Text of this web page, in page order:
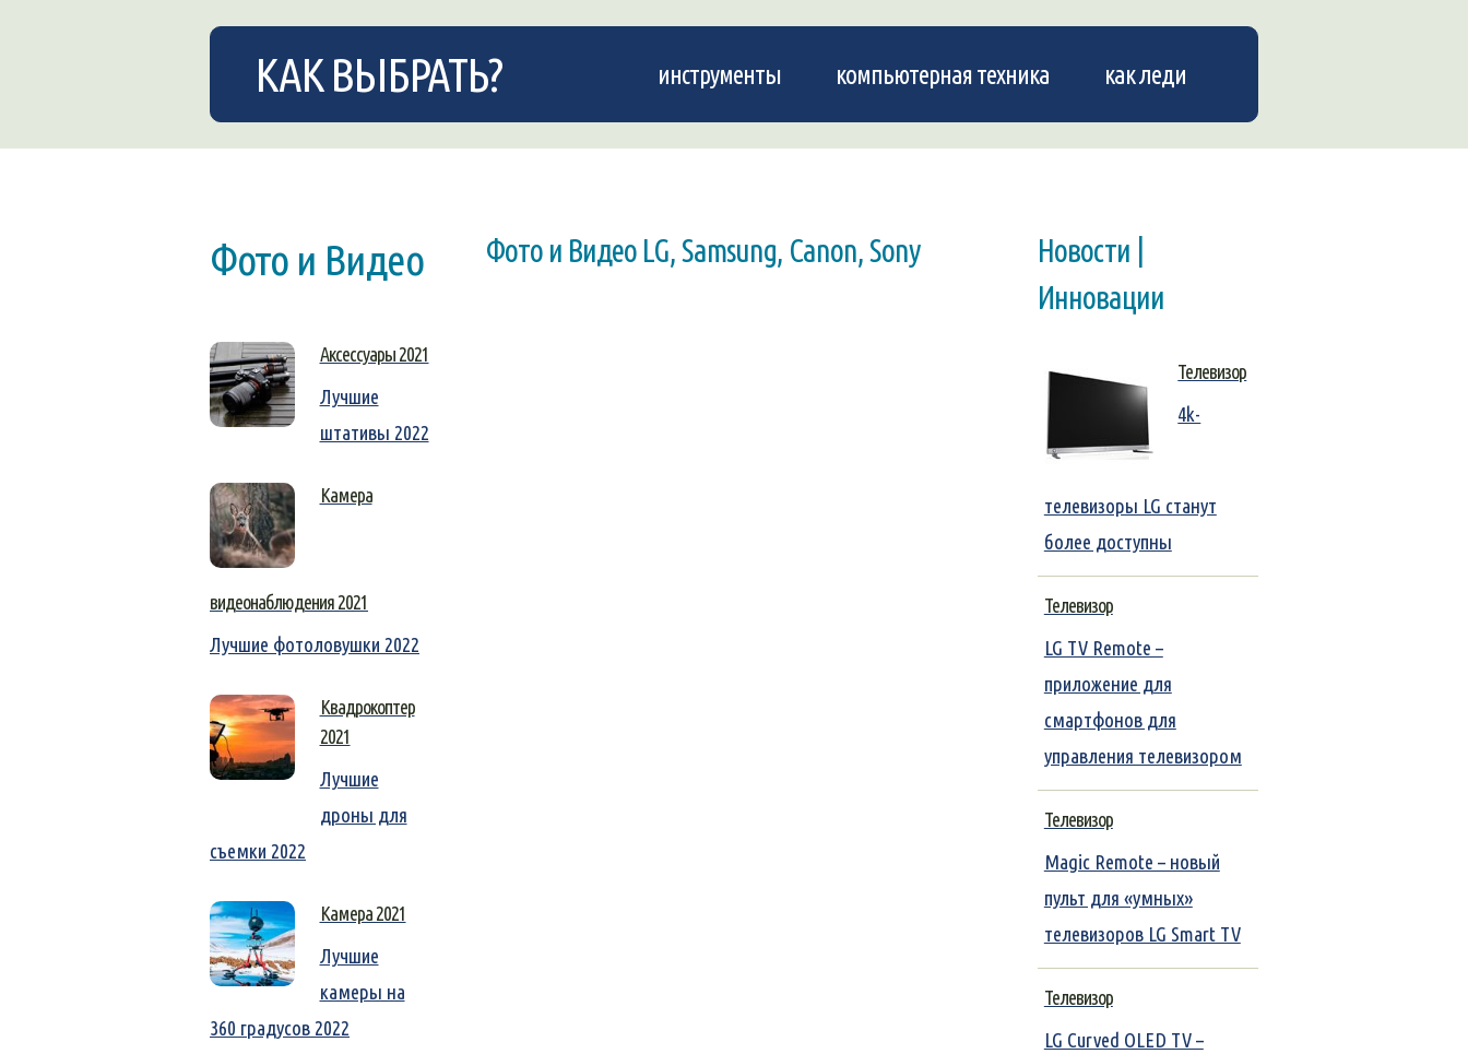
КАК ВЫБРАТЬ? инструменты компьютерная техника как леди
Фото и Видео
Аксессуары 2021
Лучшие
штативы 2022
Камера
видеонаблюдения 2021
Лучшие фотоловушки 2022
Квадрокоптер
2021
Лучшие
дроны для
съемки 2022
Камера 2021
Лучшие
камеры на
360 градусов 2022
Фото и Видео LG, Samsung, Canon, Sony
Новости |
Инновации
Телевизор
4k-
телевизоры LG станут
более доступны
Телевизор
LG TV Remote –
приложение для
смартфонов для
управления телевизором
Телевизор
Magic Remote – новый
пульт для «умных»
телевизоров LG Smart TV
Телевизор
LG Curved OLED TV –